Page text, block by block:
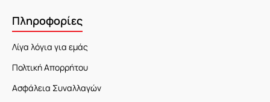
Πληροφορίες
Λίγα λόγια για εμάς
Πολτική Απορρήτου
Ασφάλεια Συναλλαγών